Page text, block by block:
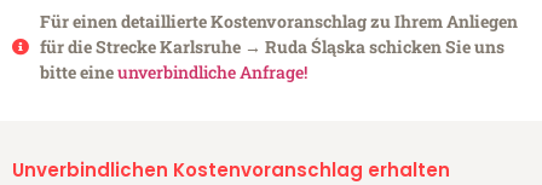
Für einen detaillierte Kostenvoranschlag zu Ihrem Anliegen
für die Strecke Karlsruhe → Ruda Śląska schicken Sie uns
bitte eineunverbindliche Anfrage!
Unverbindlichen Kostenvoranschlag erhalten